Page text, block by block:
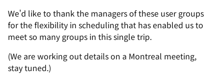
We'd like to thank the managers of these user groups
for the flexibility in scheduling that has enabled us to
meet so many groups in this single trip.
(We are working out details on a Montreal meeting,
stay tuned.)